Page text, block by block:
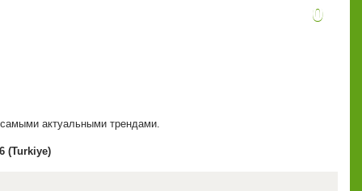
0
актуальными трендами.
(Turkiye)